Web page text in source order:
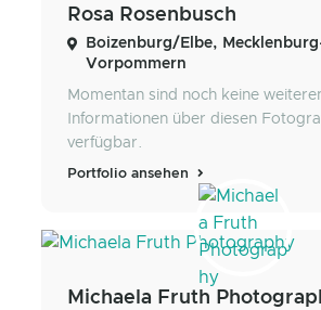
Rosa Rosenbusch
Boizenburg/Elbe,
Vorpommern
Momentan sind noch keine
Informationen über diesen
verfügbar.
Portfolio ansehen
Michaela Fruth